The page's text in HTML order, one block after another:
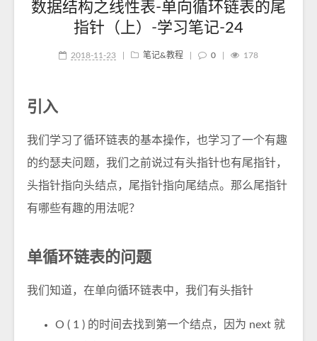
数据结构之线性表-单向循环链表的尾
指针（上）-学习笔记-24
2018-11-23 笔记&教程 0 178
引入
我们学习了循环链表的基本操作，也学习了一个有趣
的约瑟夫问题，我们之前说过有头指针也有尾指针，
头指针指向头结点，尾指针指向尾结点。那么尾指针
有哪些有趣的用法呢？
单循环链表的问题
我们知道，在单向循环链表中，我们有头指针
O ( 1 ) 的时间去找到第一个结点，因为 next 就